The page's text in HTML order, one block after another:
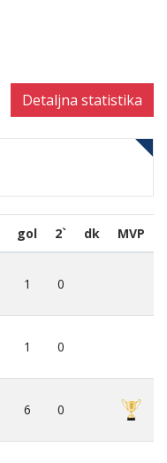
Detaljna statistika
gol 2` dk MVP
1 0
1 0
6 0